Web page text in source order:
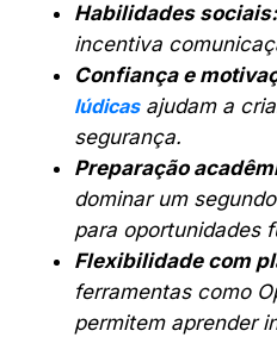
Habilidades sociais:
incentiva
Confiança e
lúdicasajudam a
segurança.
Preparação
dominar um
para oportunidades
Flexibilidade com
ferramentas como
permitem aprender